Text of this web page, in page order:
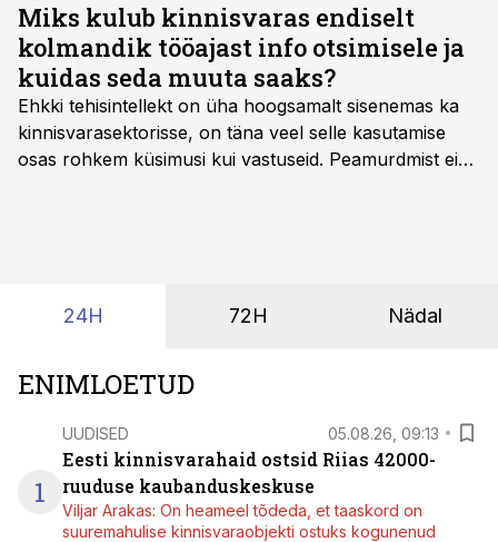
Miks kulub kinnisvaras endiselt
kolmandik tööajast info otsimisele ja
kuidas seda muuta saaks?
Ehkki tehisintellekt on üha hoogsamalt sisenemas ka
kinnisvarasektorisse, on täna veel selle kasutamise
osas rohkem küsimusi kui vastuseid. Peamurdmist ei
24H 72H Nädal
ENIMLOETUD
1
UUDISED 05.08.26, 09:13
Eesti kinnisvarahaid ostsid Riias 42000-
ruuduse kaubanduskeskuse
Viljar Arakas: On heameel tõdeda, et taaskord on
suuremahulise kinnisvaraobjekti ostuks kogunenud